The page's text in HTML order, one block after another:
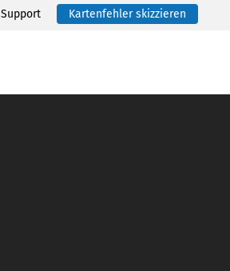
Support Kartenfehler skizzieren